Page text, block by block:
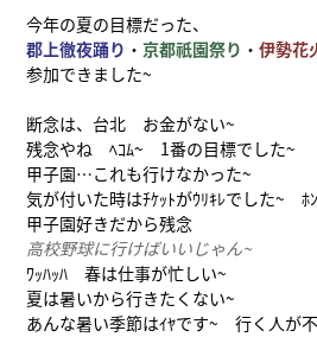
今年の夏の目標だった、
郡上徹夜踊り ・京都祇園祭り ・伊勢花
参加できました~
断念は、台北 お金がない~
残念やね ﾍｺﾑ~ 1番の目標でした~
甲子園…これも行けなかった~
気が付いた時はﾁｹｯﾄがｳﾘｷﾚでした~
甲子園好きだから残念
高校野球に行けばいいじゃん~
ﾜｯﾊｯﾊ 春は仕事が忙しい~
夏は暑いから行きたくない~
あんな暑い季節はｲﾔです~ 行く人が